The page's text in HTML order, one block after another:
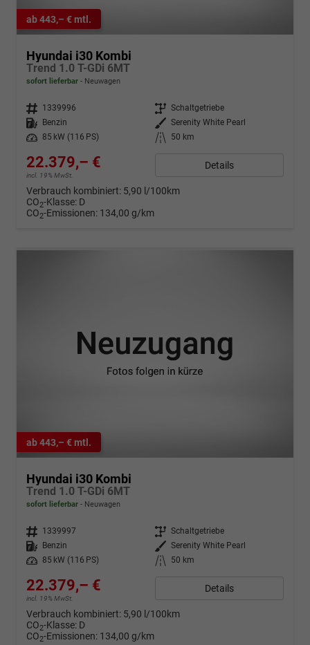
ab 443,– € mtl.
Hyundai i30 Kombi
Trend 1.0 T-GDi 6MT
sofort lieferbar Neuwagen
Fahrzeugnr. 1339996 Getriebe Schaltgetriebe
Kraftstoff
Benzin Außenfarbe Serenity White Pearl
Leistung
85 kW (116 PS) Kilometerstand 50 km
22.379,– €
incl. 19% MwSt.
Details
Verbrauch kombiniert: 5,90 l/100km
CO2-Klasse: D
CO2-Emissionen: 134,00 g/km
ab 443,– € mtl.
Hyundai i30 Kombi
Trend 1.0 T-GDi 6MT
sofort lieferbar Neuwagen
Fahrzeugnr. 1339997 Getriebe Schaltgetriebe
Kraftstoff
Benzin Außenfarbe Serenity White Pearl
Leistung
85 kW (116 PS) Kilometerstand 50 km
22.379,– €
incl. 19% MwSt.
Details
Verbrauch kombiniert: 5,90 l/100km
CO2-Klasse: D
CO2-Emissionen: 134,00 g/km